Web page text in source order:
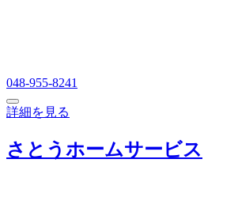
048-955-8241
詳細を見る
さとうホームサービス